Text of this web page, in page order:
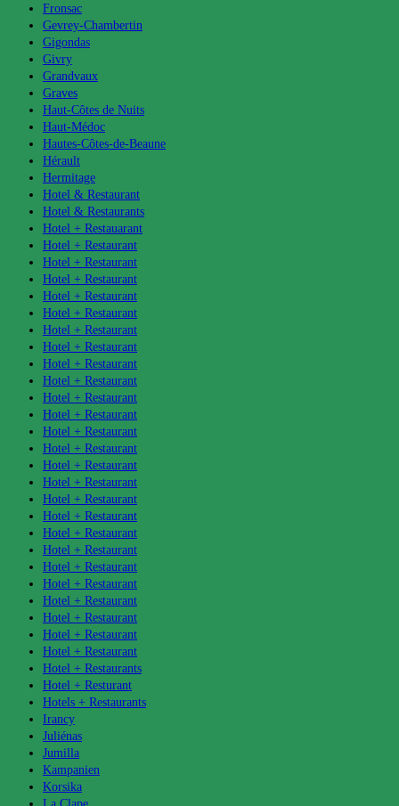
Fronsac
Gevrey-Chambertin
Gigondas
Givry
Grandvaux
Graves
Haut-Côtes de Nuits
Haut-Médoc
Hautes-Côtes-de-Beaune
Hérault
Hermitage
Hotel & Restaurant
Hotel & Restaurants
Hotel + Restauarant
Hotel + Restaurant
Hotel + Restaurant
Hotel + Restaurant
Hotel + Restaurant
Hotel + Restaurant
Hotel + Restaurant
Hotel + Restaurant
Hotel + Restaurant
Hotel + Restaurant
Hotel + Restaurant
Hotel + Restaurant
Hotel + Restaurant
Hotel + Restaurant
Hotel + Restaurant
Hotel + Restaurant
Hotel + Restaurant
Hotel + Restaurant
Hotel + Restaurant
Hotel + Restaurant
Hotel + Restaurant
Hotel + Restaurant
Hotel + Restaurant
Hotel + Restaurant
Hotel + Restaurant
Hotel + Restaurant
Hotel + Restaurants
Hotel + Resturant
Hotels + Restaurants
Irancy
Juliénas
Jumilla
Kampanien
Korsika